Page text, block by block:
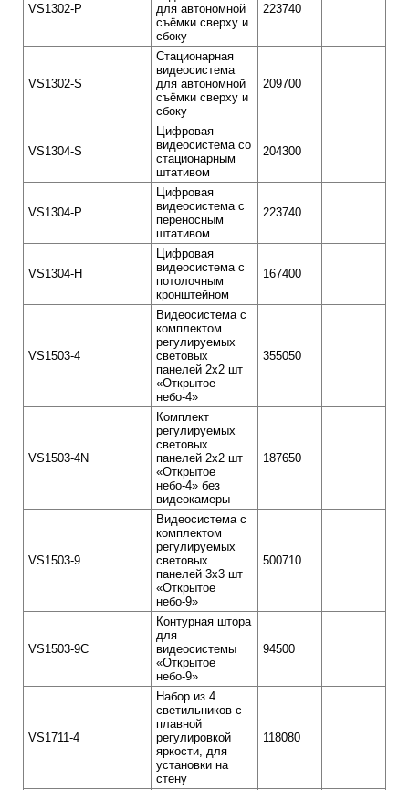
VS1302-P
для автономной
съёмки сверху и
сбоку
223740
VS1302-S
Стационарная
видеосистема
для автономной
съёмки сверху и
сбоку
209700
VS1304-S
Цифровая
видеосистема со
стационарным
штативом
204300
VS1304-P
Цифровая
видеосистема с
переносным
штативом
223740
VS1304-H
Цифровая
видеосистема с
потолочным
кронштейном
167400
VS1503-4
Видеосистема с
комплектом
регулируемых
световых
панелей 2х2 шт
«Открытое
небо-4»
355050
VS1503-4N
Комплект
регулируемых
световых
панелей 2х2 шт
«Открытое
небо-4» без
видеокамеры
187650
VS1503-9
Видеосистема с
комплектом
регулируемых
световых
панелей 3х3 шт
«Открытое
небо-9»
500710
VS1503-9C
Контурная штора
для
видеосистемы
«Открытое
небо-9»
94500
VS1711-4
Набор из 4
светильников с
плавной
регулировкой
яркости, для
установки на
стену
118080